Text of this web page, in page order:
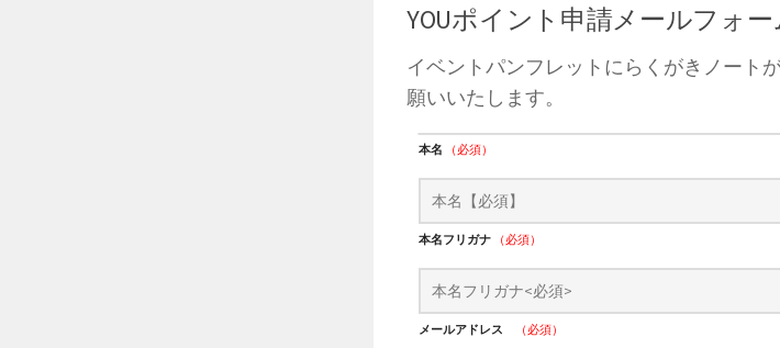
YOUポイント申請メールフォー
イベントパンフレットにらくがきノート
願いいたします。
本名 （必須）
本名フリガナ （必須）
メールアドレス （必須）